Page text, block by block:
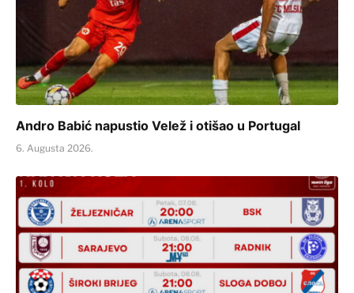
Andro Babić napustio Velež i otišao u Portugal
6. Augusta 2026.